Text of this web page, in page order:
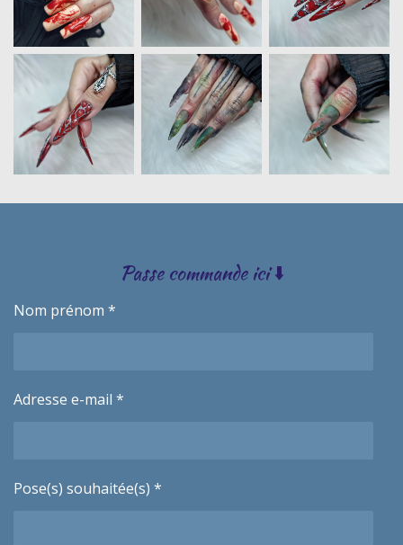
Passe commande ici ⬇️
Nom prénom *
Adresse e-mail *
Pose(s) souhaitée(s) *